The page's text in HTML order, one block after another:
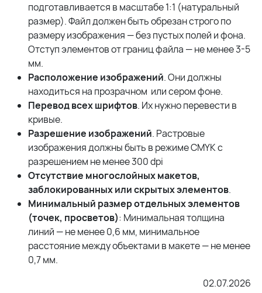
подготавливается в масштабе 1:1 (натуральный
размер). Файл должен быть обрезан строго по
размеру изображения — без пустых полей и фона.
Отступ элементов от границ файла — не менее 3-5
мм.
Расположение изображений. Они должны
находиться на прозрачном или сером фоне.
Перевод всех шрифтов. Их нужно перевести в
кривые.
Разрешение изображений. Растровые
изображения должны быть в режиме CMYK с
разрешением не менее 300 dpi
Отсутствие многослойных макетов,
заблокированных или скрытых элементов.
Минимальный размер отдельных элементов
(точек, просветов): Минимальная толщина
линий — не менее 0,6 мм, минимальное
расстояние между объектами в макете — не менее
0,7 мм.
02.07.2026